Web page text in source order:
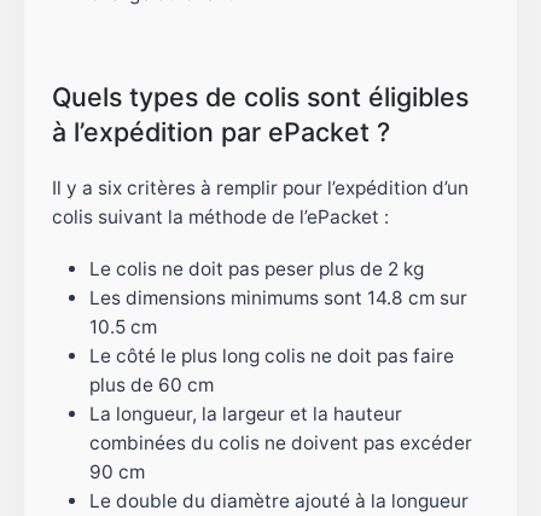
Quels types de colis sont éligibles
à l’expédition par ePacket ?
Il y a six critères à remplir pour l’expédition d’un
colis suivant la méthode de l’ePacket :
Le colis ne doit pas peser plus de 2 kg
Les dimensions minimums sont 14.8 cm sur
10.5 cm
Le côté le plus long colis ne doit pas faire
plus de 60 cm
La longueur, la largeur et la hauteur
combinées du colis ne doivent pas excéder
90 cm
Le double du diamètre ajouté à la longueur